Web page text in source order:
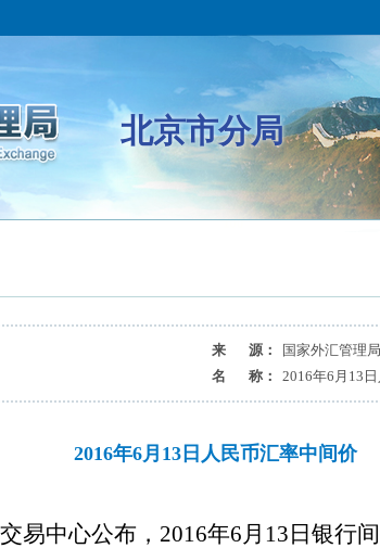
北京市分局
来 源：
国家外汇管理
名 称： 2016年6月13
2016年6月13日人民币汇率中间价
易中心公布， 2016年6月 13 日银行